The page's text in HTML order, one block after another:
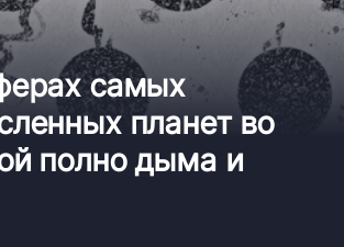
самых
планет во
полно дыма и